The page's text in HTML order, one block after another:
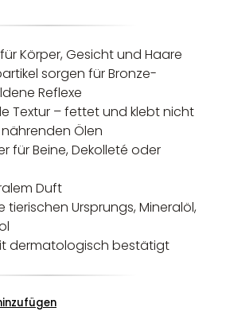
Körper, Gesicht und Haare
sorgen für Bronze-
Reflexe
Textur – fettet und klebt nicht
Ölen
für Beine, Dekolleté oder
Duft
Ursprungs, Mineralöl,
dermatologisch bestätigt